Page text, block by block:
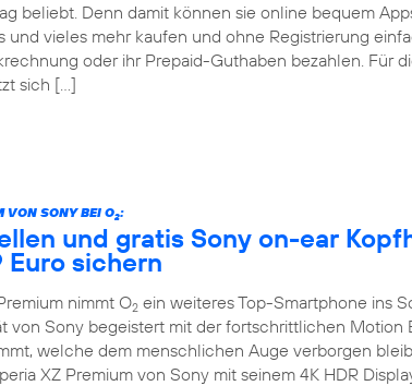
beliebt. Denn damit können sie online bequem
und vieles mehr kaufen und ohne Registrierung
oder ihr Prepaid-Guthaben bezahlen. Für
sich […]
VON SONY BEI O2:
und gratis Sony on-ear
sichern
nimmt O2 ein weiteres Top-Smartphone ins
von Sony begeistert mit der fortschrittlichen Motion
welche dem menschlichen Auge verborgen
XZ Premium von Sony mit seinem 4K HDR